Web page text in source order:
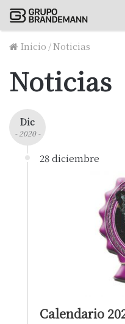
Inicio /Noticias
Noticias
Dic
- 2020 -
28 diciembre
Calendario